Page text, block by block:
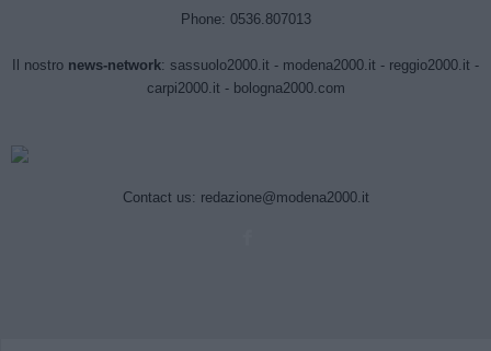
Phone: 0536.807013
Il nostro news-network: sassuolo2000.it - modena2000.it - reggio2000.it -
carpi2000.it - bologna2000.com
Contact us: redazione@modena2000.it